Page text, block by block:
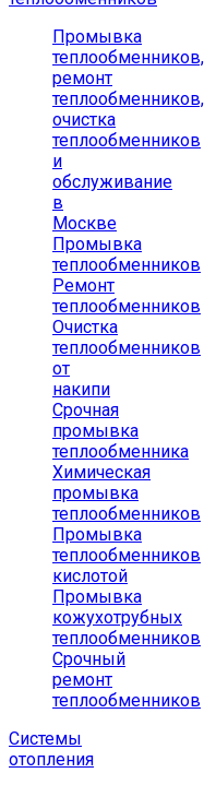
Промывка
теплообменников,
ремонт
теплообменников,
очистка
теплообменников
и
обслуживание
в
Москве
Промывка
теплообменников
Ремонт
теплообменников
Очистка
теплообменников
от
накипи
Срочная
промывка
теплообменника
Химическая
промывка
теплообменников
Промывка
теплообменников
кислотой
Промывка
кожухотрубных
теплообменников
Срочный
ремонт
теплообменников
Системы
отопления